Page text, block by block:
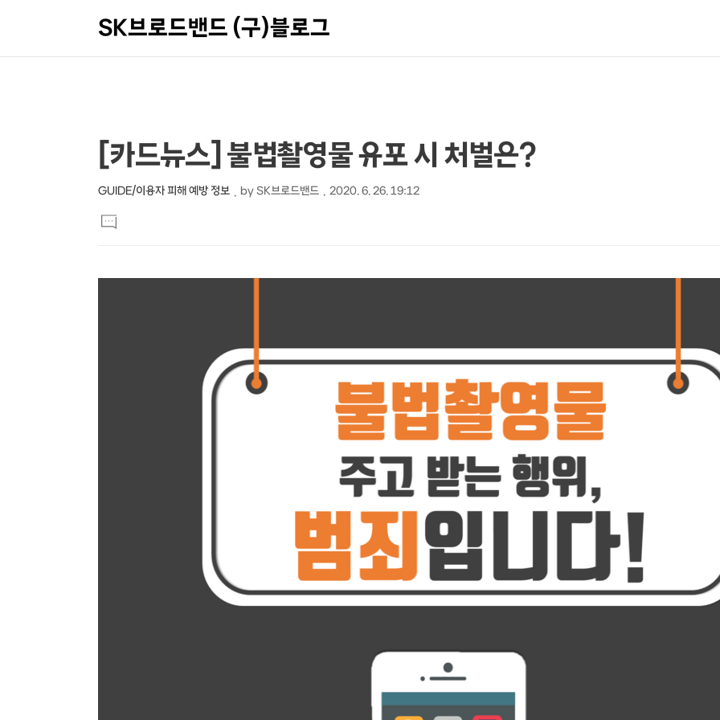
SK브로드밴드 (구)블로그
상
세
컨
텐
본
문
제
목
[카드뉴스] 불법촬영물 유포 시 처벌은?
GUIDE/이용자 피해 예방 정보 by SK브로드밴드 2020. 6. 26. 19:12
문
댓
글